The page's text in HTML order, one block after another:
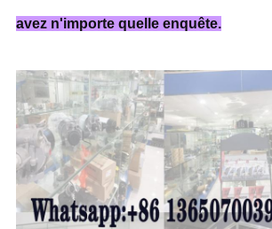
avez n'importe quelle enquête.